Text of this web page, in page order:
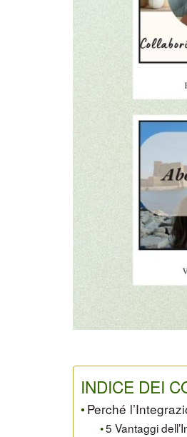
INDICE DEI
Perché
5 Vantaggi